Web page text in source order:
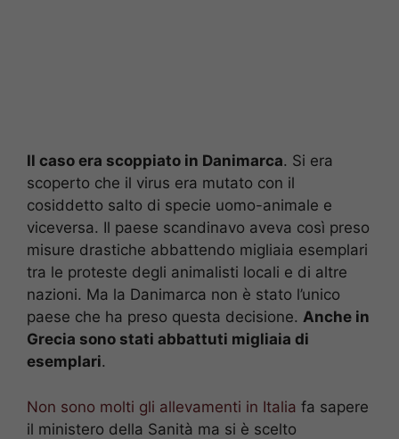
Il caso era scoppiato in Danimarca. Si era
scoperto che il virus era mutato con il
cosiddetto salto di specie uomo-animale e
viceversa. Il paese scandinavo aveva così preso
misure drastiche abbattendo migliaia esemplari
tra le proteste degli animalisti locali e di altre
nazioni. Ma la Danimarca non è stato l’unico
paese che ha preso questa decisione. Anche in
Grecia sono stati abbattuti migliaia di
esemplari.
Non sono molti gli allevamenti in Italia fa sapere
il ministero della Sanità ma si è scelto